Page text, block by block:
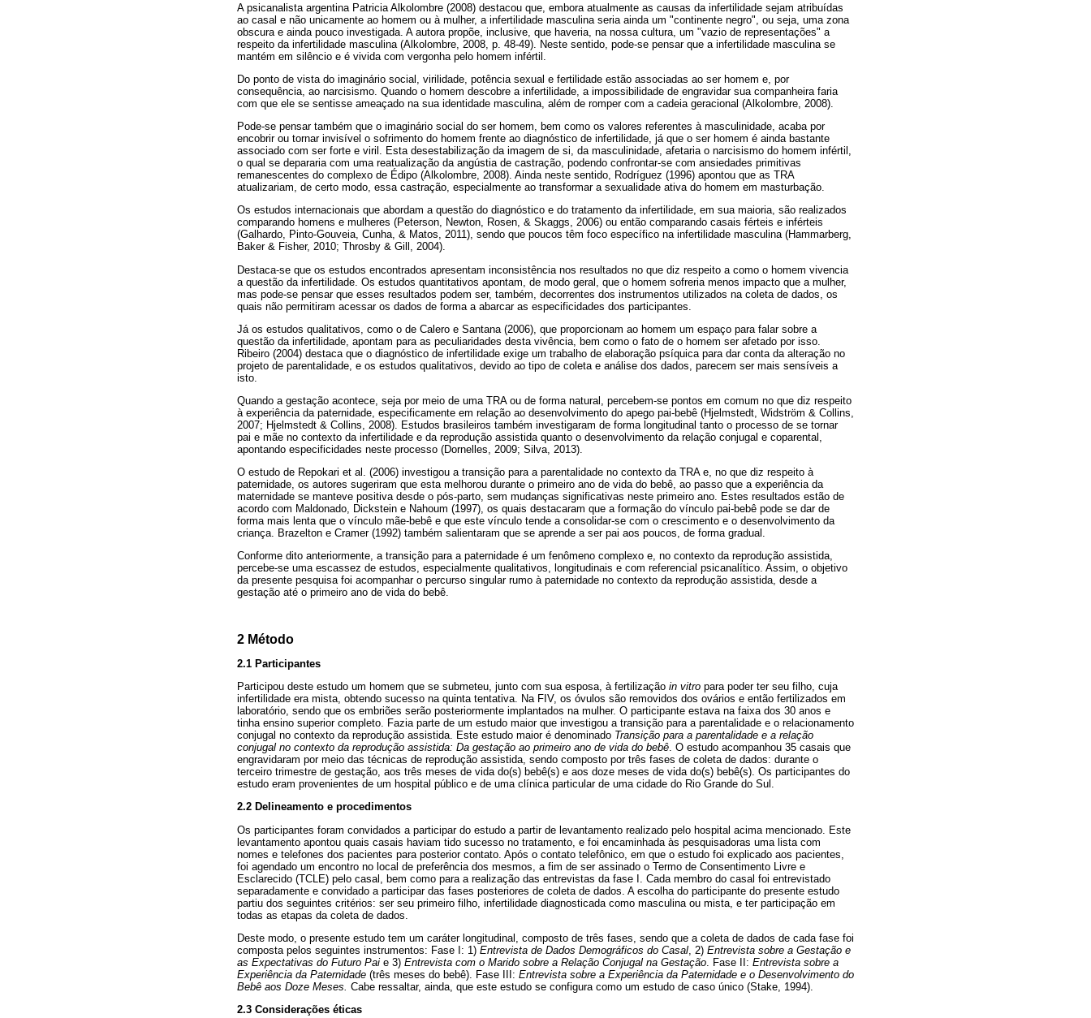
A psicanalista argentina Patricia Alkolombre (2008) destacou que, embora atualmente as causas da infertilidade sejam atribuídas
ao casal e não unicamente ao homem ou à mulher, a infertilidade masculina seria ainda um "continente negro", ou seja, uma zona
obscura e ainda pouco investigada. A autora propõe, inclusive, que haveria, na nossa cultura, um "vazio de representações" a
respeito da infertilidade masculina (Alkolombre, 2008, p. 48-49). Neste sentido, pode-se pensar que a infertilidade masculina se
mantém em silêncio e é vivida com vergonha pelo homem infértil.
Do ponto de vista do imaginário social, virilidade, potência sexual e fertilidade estão associadas ao ser homem e, por
consequência, ao narcisismo. Quando o homem descobre a infertilidade, a impossibilidade de engravidar sua companheira faria
com que ele se sentisse ameaçado na sua identidade masculina, além de romper com a cadeia geracional (Alkolombre, 2008).
Pode-se pensar também que o imaginário social do ser homem, bem como os valores referentes à masculinidade, acaba por
encobrir ou tornar invisível o sofrimento do homem frente ao diagnóstico de infertilidade, já que o ser homem é ainda bastante
associado com ser forte e viril. Esta desestabilização da imagem de si, da masculinidade, afetaria o narcisismo do homem infértil,
o qual se depararia com uma reatualização da angústia de castração, podendo confrontar-se com ansiedades primitivas
remanescentes do complexo de Édipo (Alkolombre, 2008). Ainda neste sentido, Rodríguez (1996) apontou que as TRA
atualizariam, de certo modo, essa castração, especialmente ao transformar a sexualidade ativa do homem em masturbação.
Os estudos internacionais que abordam a questão do diagnóstico e do tratamento da infertilidade, em sua maioria, são realizados
comparando homens e mulheres (Peterson, Newton, Rosen, & Skaggs, 2006) ou então comparando casais férteis e inférteis
(Galhardo, Pinto-Gouveia, Cunha, & Matos, 2011), sendo que poucos têm foco específico na infertilidade masculina (Hammarberg,
Baker & Fisher, 2010; Throsby & Gill, 2004).
Destaca-se que os estudos encontrados apresentam inconsistência nos resultados no que diz respeito a como o homem vivencia
a questão da infertilidade. Os estudos quantitativos apontam, de modo geral, que o homem sofreria menos impacto que a mulher,
mas pode-se pensar que esses resultados podem ser, também, decorrentes dos instrumentos utilizados na coleta de dados, os
quais não permitiram acessar os dados de forma a abarcar as especificidades dos participantes.
Já os estudos qualitativos, como o de Calero e Santana (2006), que proporcionam ao homem um espaço para falar sobre a
questão da infertilidade, apontam para as peculiaridades desta vivência, bem como o fato de o homem ser afetado por isso.
Ribeiro (2004) destaca que o diagnóstico de infertilidade exige um trabalho de elaboração psíquica para dar conta da alteração no
projeto de parentalidade, e os estudos qualitativos, devido ao tipo de coleta e análise dos dados, parecem ser mais sensíveis a
isto.
Quando a gestação acontece, seja por meio de uma TRA ou de forma natural, percebem-se pontos em comum no que diz respeito
à experiência da paternidade, especificamente em relação ao desenvolvimento do apego pai-bebê (Hjelmstedt, Widström & Collins,
2007; Hjelmstedt & Collins, 2008). Estudos brasileiros também investigaram de forma longitudinal tanto o processo de se tornar
pai e mãe no contexto da infertilidade e da reprodução assistida quanto o desenvolvimento da relação conjugal e coparental,
apontando especificidades neste processo (Dornelles, 2009; Silva, 2013).
O estudo de Repokari et al. (2006) investigou a transição para a parentalidade no contexto da TRA e, no que diz respeito à
paternidade, os autores sugeriram que esta melhorou durante o primeiro ano de vida do bebê, ao passo que a experiência da
maternidade se manteve positiva desde o pós-parto, sem mudanças significativas neste primeiro ano. Estes resultados estão de
acordo com Maldonado, Dickstein e Nahoum (1997), os quais destacaram que a formação do vínculo pai-bebê pode se dar de
forma mais lenta que o vínculo mãe-bebê e que este vínculo tende a consolidar-se com o crescimento e o desenvolvimento da
criança. Brazelton e Cramer (1992) também salientaram que se aprende a ser pai aos poucos, de forma gradual.
Conforme dito anteriormente, a transição para a paternidade é um fenômeno complexo e, no contexto da reprodução assistida,
percebe-se uma escassez de estudos, especialmente qualitativos, longitudinais e com referencial psicanalítico. Assim, o objetivo
da presente pesquisa foi acompanhar o percurso singular rumo à paternidade no contexto da reprodução assistida, desde a
gestação até o primeiro ano de vida do bebê.
2 Método
2.1 Participantes
Participou deste estudo um homem que se submeteu, junto com sua esposa, à fertilização in vitro para poder ter seu filho, cuja
infertilidade era mista, obtendo sucesso na quinta tentativa. Na FIV, os óvulos são removidos dos ovários e então fertilizados em
laboratório, sendo que os embriões serão posteriormente implantados na mulher. O participante estava na faixa dos 30 anos e
tinha ensino superior completo. Fazia parte de um estudo maior que investigou a transição para a parentalidade e o relacionamento
conjugal no contexto da reprodução assistida. Este estudo maior é denominado Transição para a parentalidade e a relação
conjugal no contexto da reprodução assistida: Da gestação ao primeiro ano de vida do bebê. O estudo acompanhou 35 casais que
engravidaram por meio das técnicas de reprodução assistida, sendo composto por três fases de coleta de dados: durante o
terceiro trimestre de gestação, aos três meses de vida do(s) bebê(s) e aos doze meses de vida do(s) bebê(s). Os participantes do
estudo eram provenientes de um hospital público e de uma clínica particular de uma cidade do Rio Grande do Sul.
2.2 Delineamento e procedimentos
Os participantes foram convidados a participar do estudo a partir de levantamento realizado pelo hospital acima mencionado. Este
levantamento apontou quais casais haviam tido sucesso no tratamento, e foi encaminhada às pesquisadoras uma lista com
nomes e telefones dos pacientes para posterior contato. Após o contato telefônico, em que o estudo foi explicado aos pacientes,
foi agendado um encontro no local de preferência dos mesmos, a fim de ser assinado o Termo de Consentimento Livre e
Esclarecido (TCLE) pelo casal, bem como para a realização das entrevistas da fase I. Cada membro do casal foi entrevistado
separadamente e convidado a participar das fases posteriores de coleta de dados. A escolha do participante do presente estudo
partiu dos seguintes critérios: ser seu primeiro filho, infertilidade diagnosticada como masculina ou mista, e ter participação em
todas as etapas da coleta de dados.
Deste modo, o presente estudo tem um caráter longitudinal, composto de três fases, sendo que a coleta de dados de cada fase foi
composta pelos seguintes instrumentos: Fase I: 1) Entrevista de Dados Demográficos do Casal , 2) Entrevista sobre a Gestação e
as Expectativas do Futuro Pai e 3) Entrevista com o Marido sobre a Relação Conjugal na Gestação . Fase II: Entrevista sobre a
Experiência da Paternidade (três meses do bebê). Fase III: Entrevista sobre a Experiência da Paternidade e o Desenvolvimento do
Bebê aos Doze Meses. Cabe ressaltar, ainda, que este estudo se configura como um estudo de caso único (Stake, 1994).
2.3 Considerações éticas